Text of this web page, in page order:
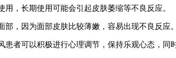
，长期使用可能会引起皮肤萎缩等不良反应。
，因为面部皮肤比较薄嫩，容易出现不良反应。
者可以积极进行心理调节，保持乐观心态，同